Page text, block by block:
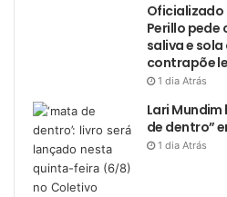
Perillo pede
saliva e
contrapõe
1 dia Atrás
Lari
de dentro”
1 dia Atrás